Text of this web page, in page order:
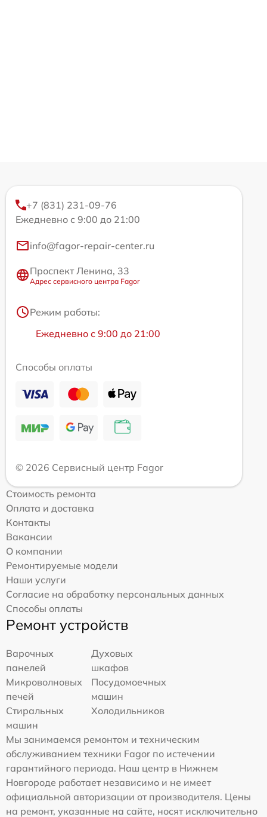
+7 (831) 231-09-76
Ежедневно с 9:00 до 21:00
info@fagor-repair-center.ru
Проспект Ленина, 33
Адрес сервисного центра Fagor
Режим работы:
Ежедневно с 9:00 до 21:00
Способы оплаты
© 2026 Сервисный центр Fagor
Стоимость ремонта
Оплата и доставка
Контакты
Вакансии
О компании
Ремонтируемые модели
Наши услуги
Согласие на обработку персональных данных
Способы оплаты
Ремонт устройств
Варочных
панелей
Духовых
шкафов
Микроволновых
печей
Посудомоечных
машин
Стиральных
машин
Холодильников
Мы занимаемся ремонтом и техническим
обслуживанием техники Fagor по истечении
гарантийного периода. Наш центр в Нижнем
Новгороде работает независимо и не имеет
официальной авторизации от производителя. Цены
на ремонт, указанные на сайте, носят исключительно